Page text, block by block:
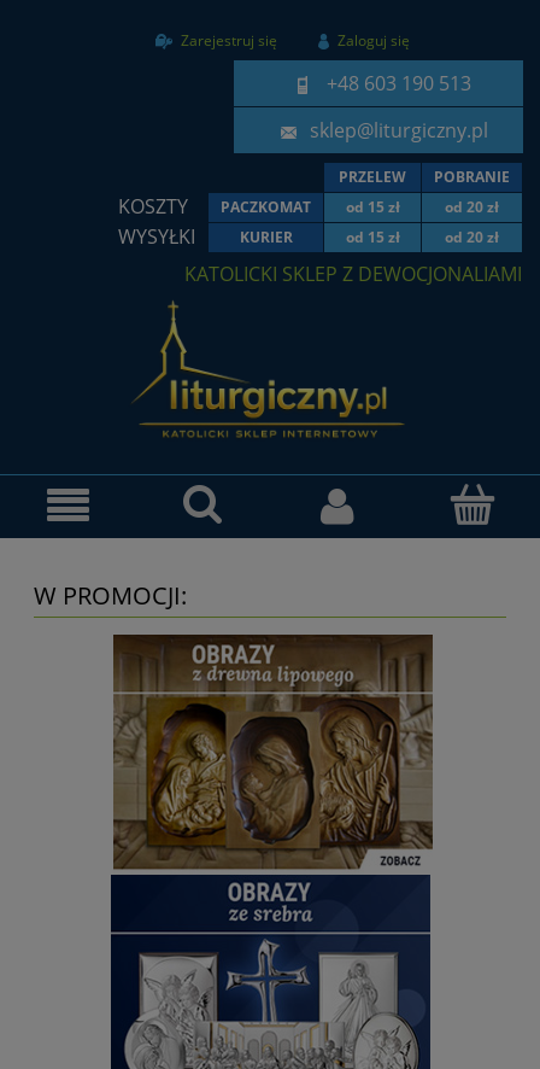
Zarejestruj się Zaloguj się
+48 603 190 513
sklep@liturgiczny.pl
PRZELEW POBRANIE
KOSZTY PACZKOMAT od 15 zł od 20 zł
WYSYŁKI KURIER od 15 zł od 20 zł
KATOLICKI SKLEP Z DEWOCJONALIAMI
W PROMOCJI: